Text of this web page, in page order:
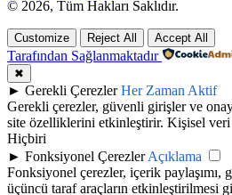
© 2026, Tüm Hakları Saklıdır.
Customize Reject All Accept All
Tarafından Sağlanmaktadır
✖
► Gerekli Çerezler Her Zaman Aktif
Gerekli çerezler, güvenli girişler ve
site özelliklerini etkinleştirir. Kişisel veri
Hiçbiri
► Fonksiyonel ÇerezlerAçıklama
Fonksiyonel çerezler, içerik paylaşımı,
üçüncü taraf araçların etkinleştirilmesi